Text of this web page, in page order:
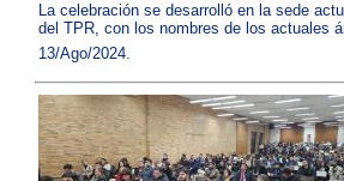
La celebración se desarrolló en la sede
del TPR, con los nombres de los actuales
13/Ago/2024.